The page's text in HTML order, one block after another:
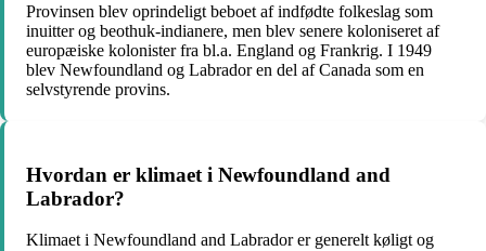
Provinsen blev oprindeligt beboet af indfødte folkeslag som
inuitter og beothuk-indianere, men blev senere koloniseret af
europæiske kolonister fra bl.a. England og Frankrig. I 1949
blev Newfoundland og Labrador en del af Canada som en
selvstyrende provins.
Hvordan er klimaet i Newfoundland and
Labrador?
Klimaet i Newfoundland and Labrador er generelt køligt og